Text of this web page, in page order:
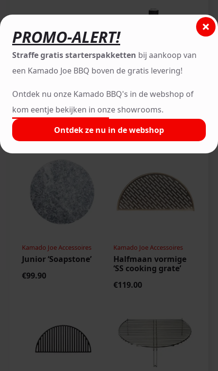
Pizza steen – diam.
38cm
Kamado Joe Accessoires
Grill Cover Big Joe
€ 99.90
Kamado Joe Accessoires
Junior ‘Soapstone’
€99.90
Kamado Joe Accessoires
Halfmaan vormige
‘SS cooking grate’
€119.00
PROMO-ALERT!
Straffe gratis starterspakketten bij aankoop van
een Kamado Joe BBQ boven de gratis levering!
Ontdek nu onze Kamado BBQ's in de webshop of
kom eentje bekijken in onze showrooms.
Ontdek ze nu in de webshop